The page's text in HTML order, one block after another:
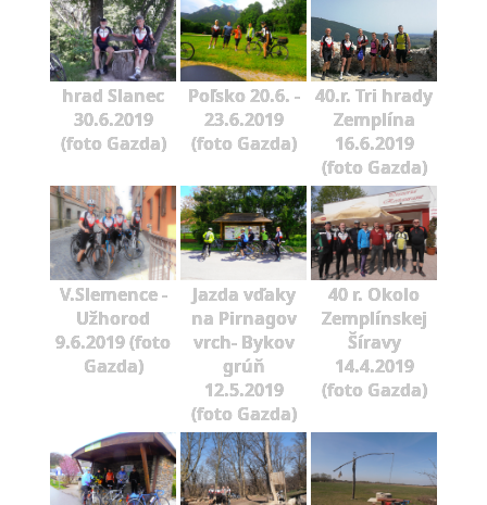
hrad Slanec
30.6.2019
(foto Gazda)
Poľsko 20.6. -
23.6.2019
(foto Gazda)
40.r. Tri hrady
Zemplína
16.6.2019
(foto Gazda)
V.Slemence -
Užhorod
9.6.2019 (foto
Gazda)
Jazda vďaky
na Pirnagov
vrch- Bykov
grúň
12.5.2019
(foto Gazda)
40 r. Okolo
Zemplínskej
Šíravy
14.4.2019
(foto Gazda)